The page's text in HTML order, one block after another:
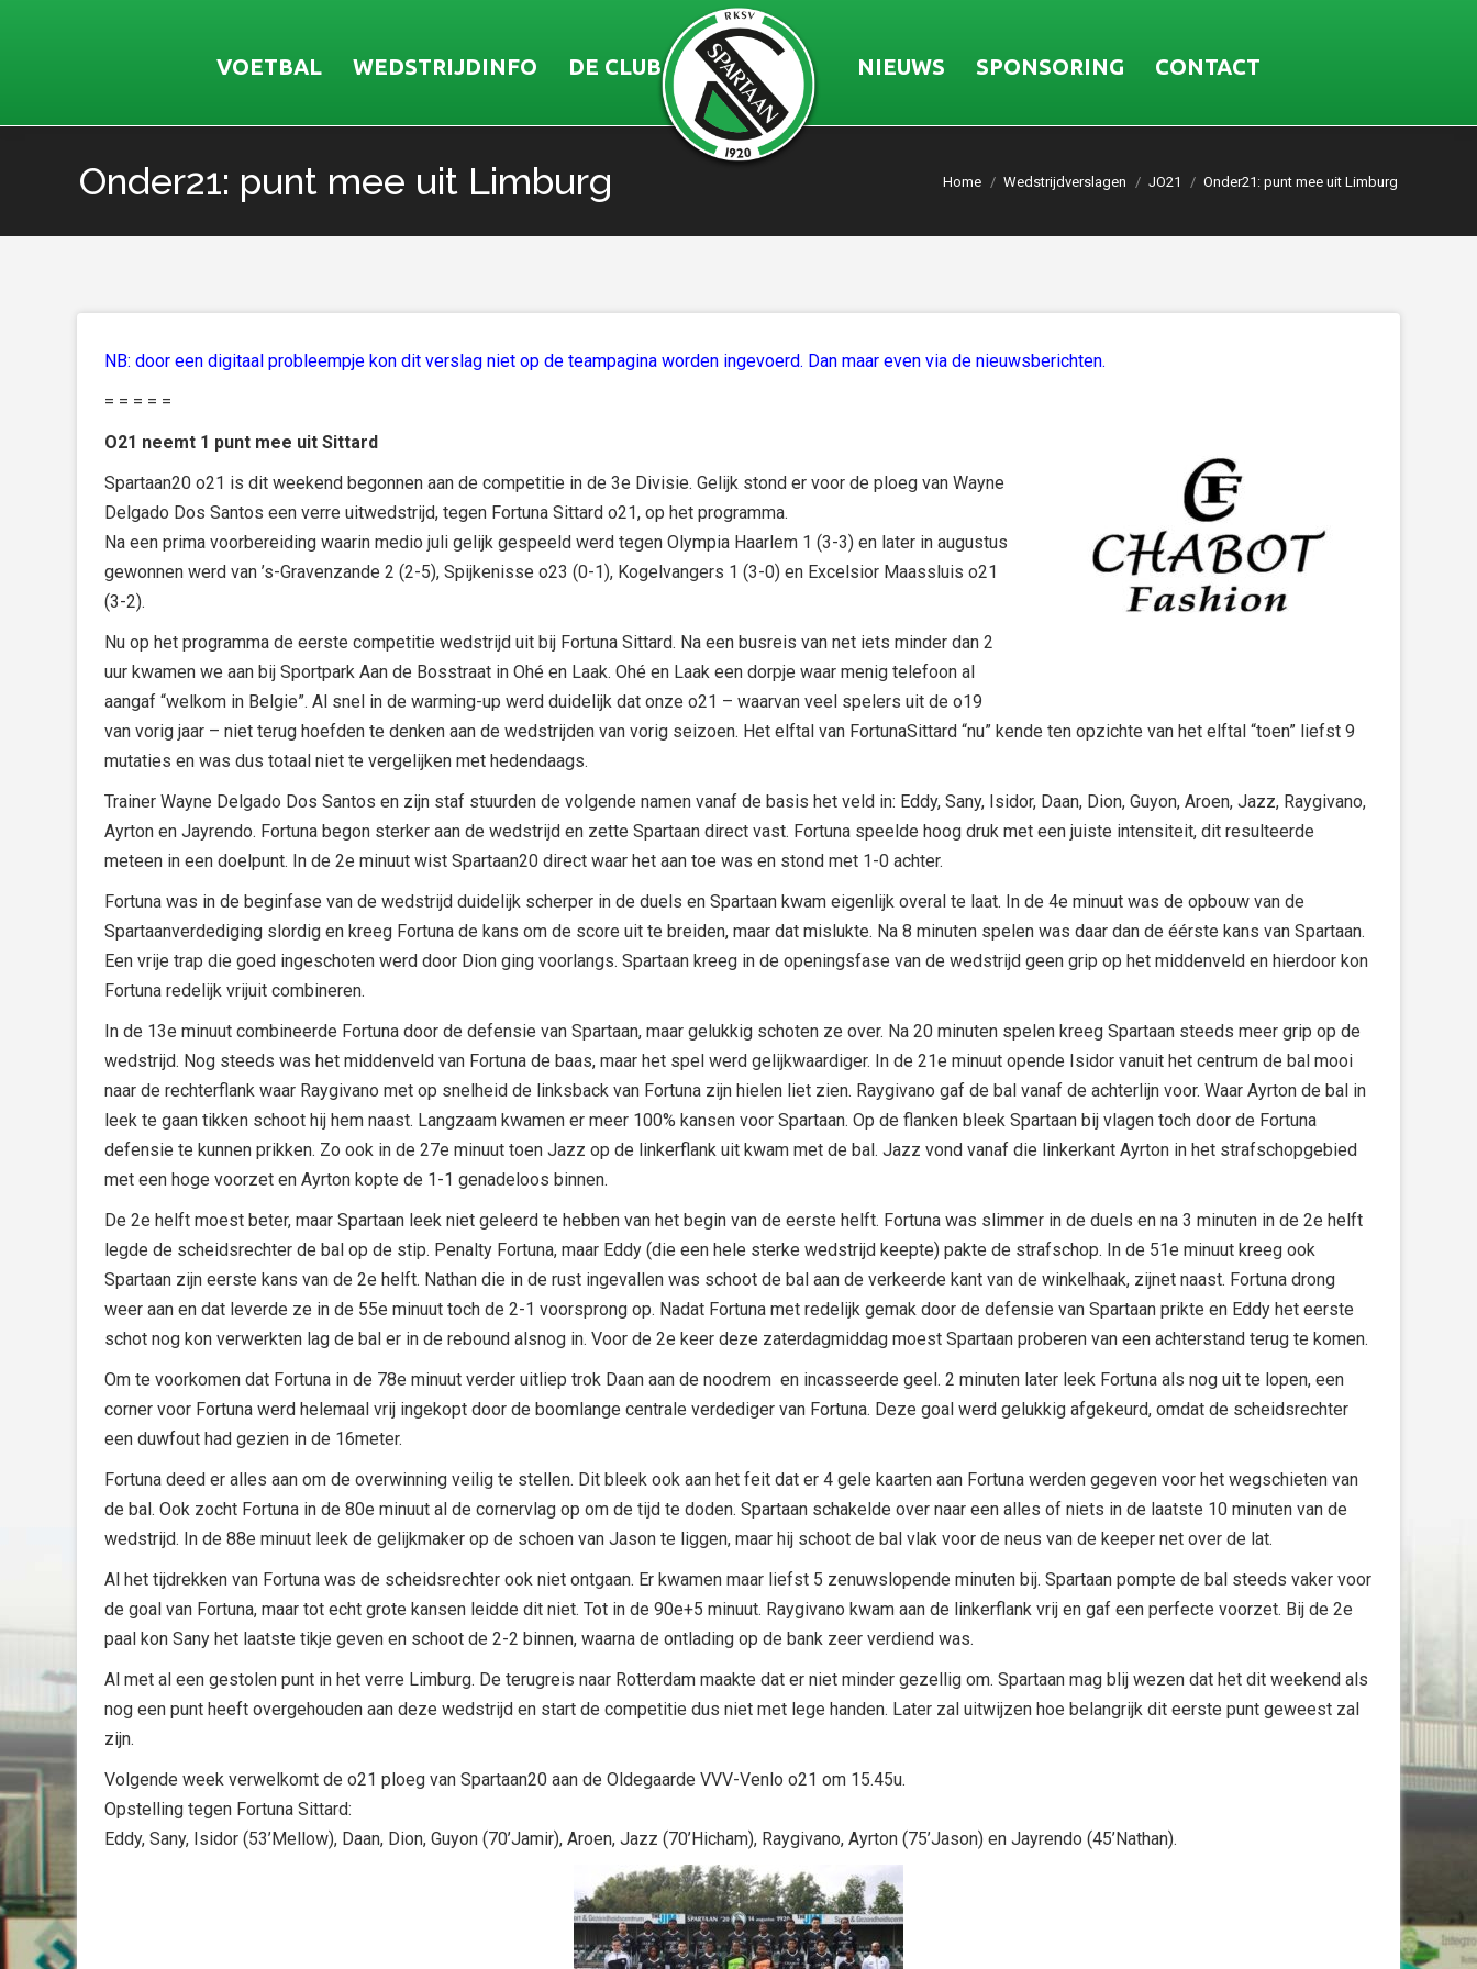
VOETBAL WEDSTRIJDINFO DE CLUB NIEUWS SPONSORING CONTACT
Onder21: punt mee uit Limburg
Je bent hier: Home Wedstrijdverslagen JO21 Onder21: punt mee uit Limburg
NB: door een digitaal probleempje kon dit verslag niet op de teampagina worden ingevoerd. Dan maar even via de nieuwsberichten.
= = = = =
O21 neemt 1 punt mee uit Sittard
Spartaan20 o21 is dit weekend begonnen aan de competitie in de 3e Divisie. Gelijk stond er voor de ploeg van Wayne
Delgado Dos Santos een verre uitwedstrijd, tegen Fortuna Sittard o21, op het programma.
Na een prima voorbereiding waarin medio juli gelijk gespeeld werd tegen Olympia Haarlem 1 (3-3) en later in augustus
gewonnen werd van ’s-Gravenzande 2 (2-5), Spijkenisse o23 (0-1), Kogelvangers 1 (3-0) en Excelsior Maassluis o21
(3-2).
Nu op het programma de eerste competitie wedstrijd uit bij Fortuna Sittard. Na een busreis van net iets minder dan 2
uur kwamen we aan bij Sportpark Aan de Bosstraat in Ohé en Laak. Ohé en Laak een dorpje waar menig telefoon al
aangaf “welkom in Belgie”. Al snel in de warming-up werd duidelijk dat onze o21 – waarvan veel spelers uit de o19
van vorig jaar – niet terug hoefden te denken aan de wedstrijden van vorig seizoen. Het elftal van FortunaSittard “nu” kende ten opzichte van het elftal “toen” liefst 9
mutaties en was dus totaal niet te vergelijken met hedendaags.
Trainer Wayne Delgado Dos Santos en zijn staf stuurden de volgende namen vanaf de basis het veld in: Eddy, Sany, Isidor, Daan, Dion, Guyon, Aroen, Jazz, Raygivano,
Ayrton en Jayrendo. Fortuna begon sterker aan de wedstrijd en zette Spartaan direct vast. Fortuna speelde hoog druk met een juiste intensiteit, dit resulteerde
meteen in een doelpunt. In de 2e minuut wist Spartaan20 direct waar het aan toe was en stond met 1-0 achter.
Fortuna was in de beginfase van de wedstrijd duidelijk scherper in de duels en Spartaan kwam eigenlijk overal te laat. In de 4e minuut was de opbouw van de
Spartaanverdediging slordig en kreeg Fortuna de kans om de score uit te breiden, maar dat mislukte. Na 8 minuten spelen was daar dan de éérste kans van Spartaan.
Een vrije trap die goed ingeschoten werd door Dion ging voorlangs. Spartaan kreeg in de openingsfase van de wedstrijd geen grip op het middenveld en hierdoor kon
Fortuna redelijk vrijuit combineren.
In de 13e minuut combineerde Fortuna door de defensie van Spartaan, maar gelukkig schoten ze over. Na 20 minuten spelen kreeg Spartaan steeds meer grip op de
wedstrijd. Nog steeds was het middenveld van Fortuna de baas, maar het spel werd gelijkwaardiger. In de 21e minuut opende Isidor vanuit het centrum de bal mooi
naar de rechterflank waar Raygivano met op snelheid de linksback van Fortuna zijn hielen liet zien. Raygivano gaf de bal vanaf de achterlijn voor. Waar Ayrton de bal in
leek te gaan tikken schoot hij hem naast. Langzaam kwamen er meer 100% kansen voor Spartaan. Op de flanken bleek Spartaan bij vlagen toch door de Fortuna
defensie te kunnen prikken. Zo ook in de 27e minuut toen Jazz op de linkerflank uit kwam met de bal. Jazz vond vanaf die linkerkant Ayrton in het strafschopgebied
met een hoge voorzet en Ayrton kopte de 1-1 genadeloos binnen.
De 2e helft moest beter, maar Spartaan leek niet geleerd te hebben van het begin van de eerste helft. Fortuna was slimmer in de duels en na 3 minuten in de 2e helft
legde de scheidsrechter de bal op de stip. Penalty Fortuna, maar Eddy (die een hele sterke wedstrijd keepte) pakte de strafschop. In de 51e minuut kreeg ook
Spartaan zijn eerste kans van de 2e helft. Nathan die in de rust ingevallen was schoot de bal aan de verkeerde kant van de winkelhaak, zijnet naast. Fortuna drong
weer aan en dat leverde ze in de 55e minuut toch de 2-1 voorsprong op. Nadat Fortuna met redelijk gemak door de defensie van Spartaan prikte en Eddy het eerste
schot nog kon verwerkten lag de bal er in de rebound alsnog in. Voor de 2e keer deze zaterdagmiddag moest Spartaan proberen van een achterstand terug te komen.
Om te voorkomen dat Fortuna in de 78e minuut verder uitliep trok Daan aan de noodrem en incasseerde geel. 2 minuten later leek Fortuna als nog uit te lopen, een
corner voor Fortuna werd helemaal vrij ingekopt door de boomlange centrale verdediger van Fortuna. Deze goal werd gelukkig afgekeurd, omdat de scheidsrechter
een duwfout had gezien in de 16meter.
Fortuna deed er alles aan om de overwinning veilig te stellen. Dit bleek ook aan het feit dat er 4 gele kaarten aan Fortuna werden gegeven voor het wegschieten van
de bal. Ook zocht Fortuna in de 80e minuut al de cornervlag op om de tijd te doden. Spartaan schakelde over naar een alles of niets in de laatste 10 minuten van de
wedstrijd. In de 88e minuut leek de gelijkmaker op de schoen van Jason te liggen, maar hij schoot de bal vlak voor de neus van de keeper net over de lat.
Al het tijdrekken van Fortuna was de scheidsrechter ook niet ontgaan. Er kwamen maar liefst 5 zenuwslopende minuten bij. Spartaan pompte de bal steeds vaker voor
de goal van Fortuna, maar tot echt grote kansen leidde dit niet. Tot in de 90e+5 minuut. Raygivano kwam aan de linkerflank vrij en gaf een perfecte voorzet. Bij de 2e
paal kon Sany het laatste tikje geven en schoot de 2-2 binnen, waarna de ontlading op de bank zeer verdiend was.
Al met al een gestolen punt in het verre Limburg. De terugreis naar Rotterdam maakte dat er niet minder gezellig om. Spartaan mag blij wezen dat het dit weekend als
nog een punt heeft overgehouden aan deze wedstrijd en start de competitie dus niet met lege handen. Later zal uitwijzen hoe belangrijk dit eerste punt geweest zal
zijn.
Volgende week verwelkomt de o21 ploeg van Spartaan20 aan de Oldegaarde VVV-Venlo o21 om 15.45u.
Opstelling tegen Fortuna Sittard:
Eddy, Sany, Isidor (53’Mellow), Daan, Dion, Guyon (70’Jamir), Aroen, Jazz (70’Hicham), Raygivano, Ayrton (75’Jason) en Jayrendo (45’Nathan).